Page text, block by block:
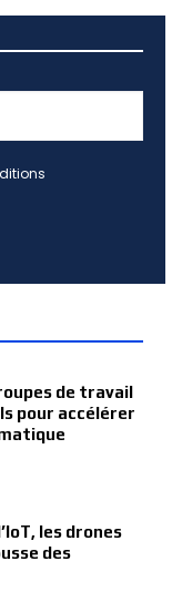
de travail
pour accélérer
les drones
des